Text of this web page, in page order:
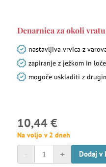
Denarnica za okoli
nastavljiva vrvica z
zapiranje z ježkom in
mogoče uskladiti z
10,44 €
Na voljo v 2 dneh
+
- Dodaj v